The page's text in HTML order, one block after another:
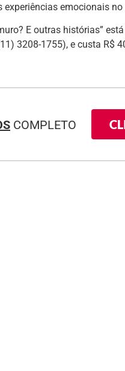
emocionais
E outras histórias”
3208-1755), e custa R$
COMPLETO